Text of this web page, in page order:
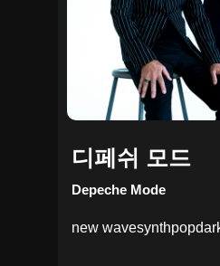
디페쉬 모드
Depeche Mode
new wavesynthpop